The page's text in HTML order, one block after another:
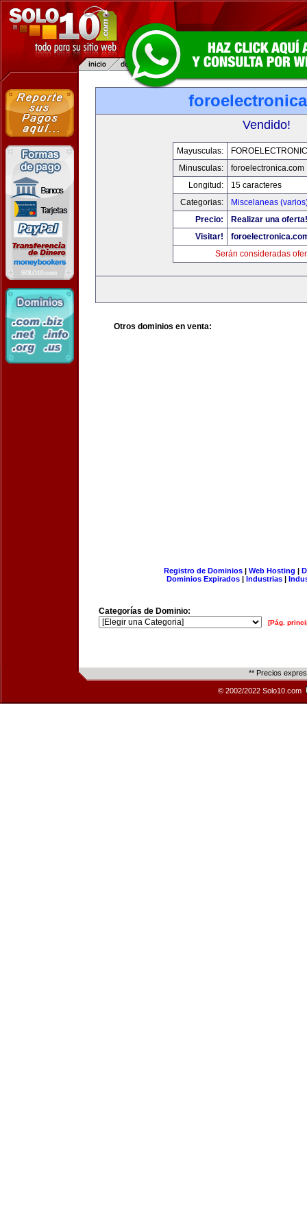
Vendido!
Mayusculas:
Minusculas:
foroelectronica.com
Longitud:
15 caracteres
Categorias:
Miscelaneas
Precio:
Realizar una oferta!
Visitar!
Serán consideradas
Otros dominios en venta:
Registro de Dominios| Web Hosting |
Dominios Expirados | Industrias |
Categorías de Dominio:
[Pág.
** Precios
© 2002/2022 Solo10.com